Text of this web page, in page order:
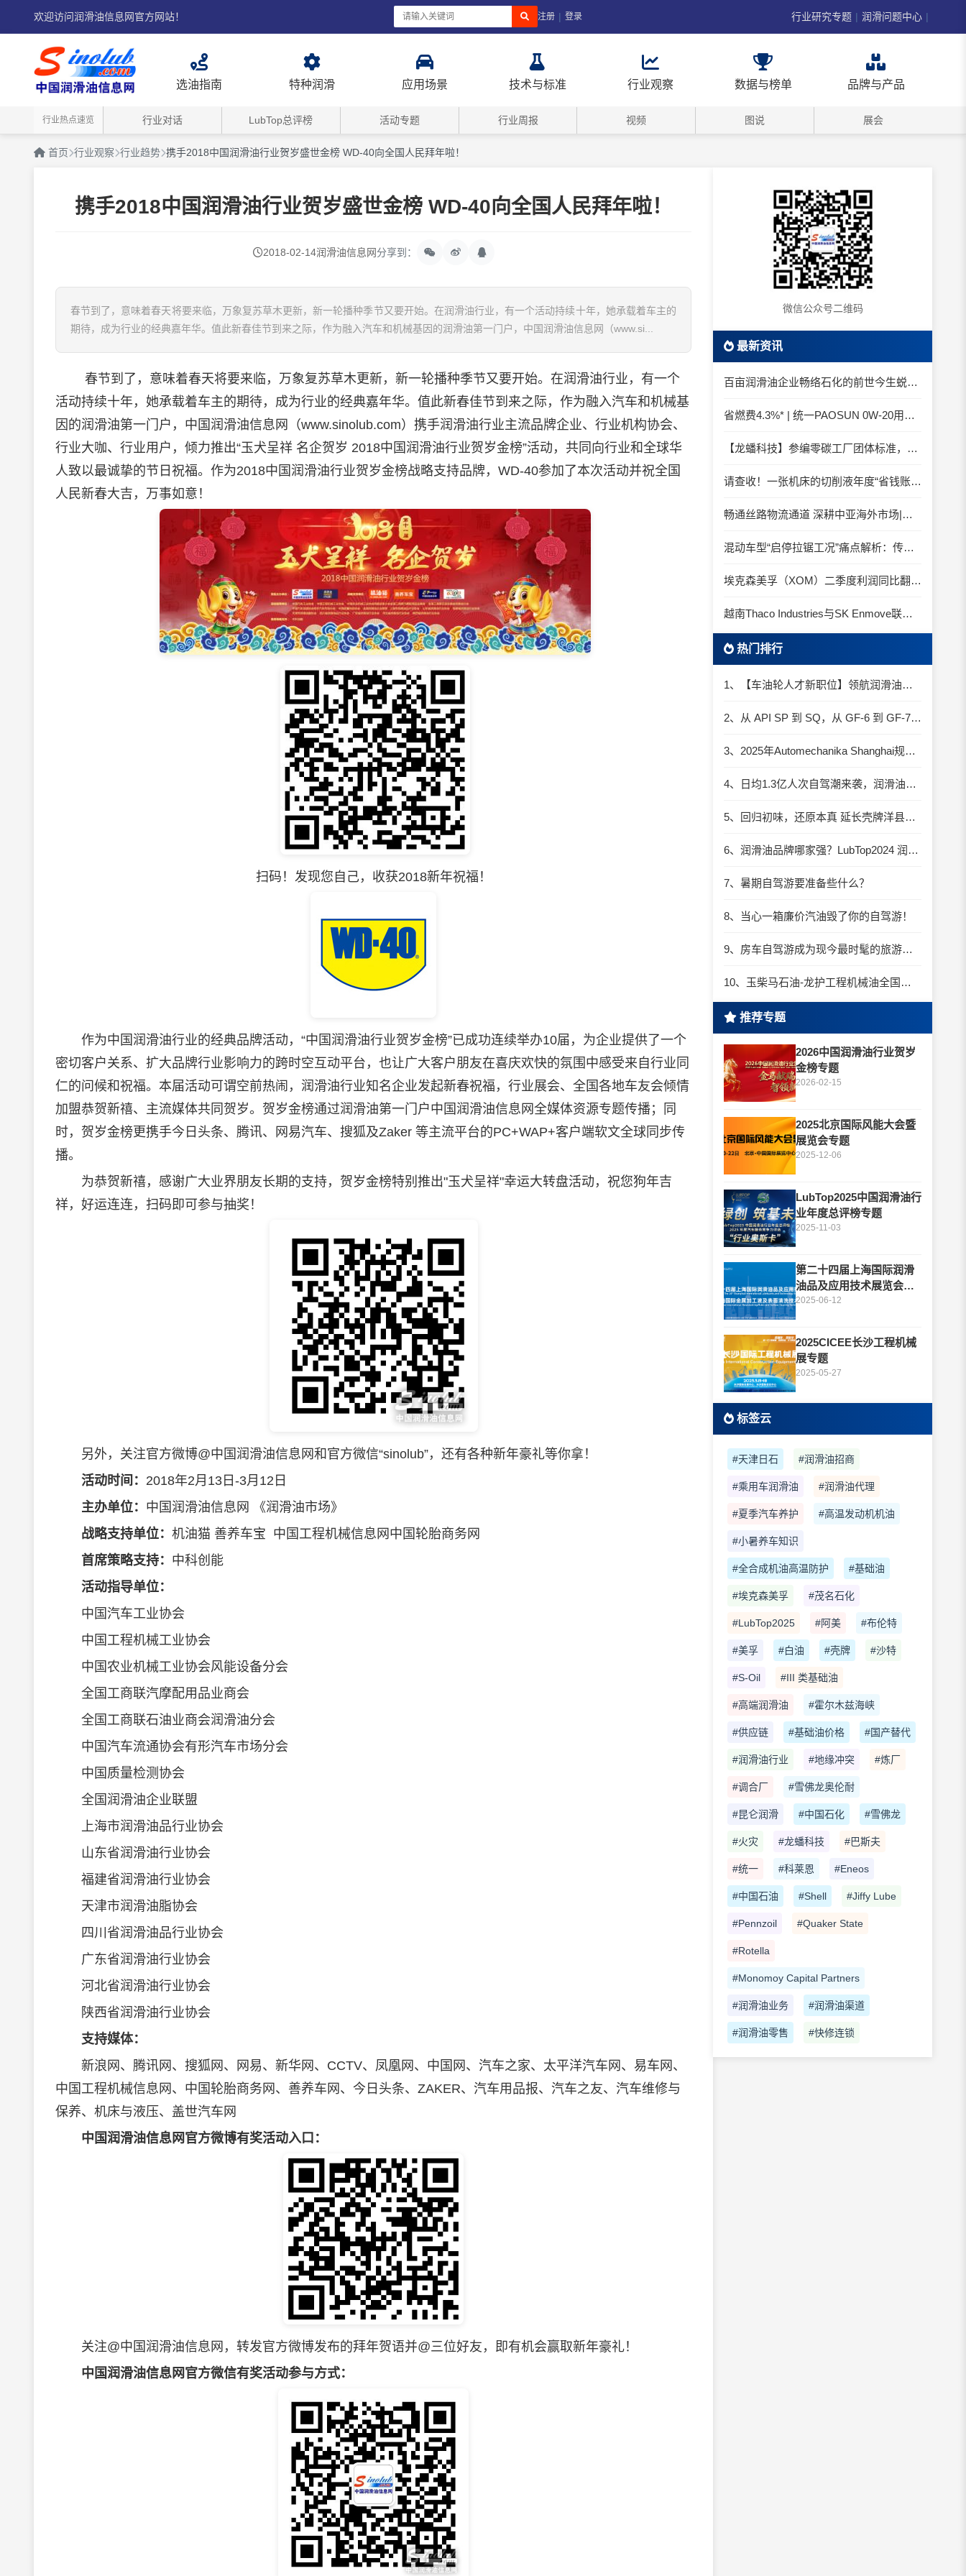
欢迎访问润滑油信息网官方网站！ 注册 | 登录 行业研究专题 | 润滑问题中心 |
选油指南 特种润滑 应用场景 技术与标准 行业观察 数据与榜单 品牌与产品
行业热点速览 行业对话 LubTop总评榜 活动专题 行业周报 视频 图说 展会
首页 行业观察 行业趋势 携手2018中国润滑油行业贺岁盛世金榜 WD-40向全国人民拜年啦！
携手2018中国润滑油行业贺岁盛世金榜 WD-40向全国人民拜年啦！
2018-02-14润滑油信息网分享到：
春节到了，意味着春天将要来临，万象复苏草木更新，新一轮播种季节又要开始。在润滑油行业，有一个活动持续十年，她承载着车主的
期待，成为行业的经典嘉年华。值此新春佳节到来之际，作为融入汽车和机械基因的润滑油第一门户，中国润滑油信息网（www.si...
春节到了，意味着春天将要来临，万象复苏草木更新，新一轮播种季节又要开始。在润滑油行业，有一个
活动持续十年，她承载着车主的期待，成为行业的经典嘉年华。值此新春佳节到来之际，作为融入汽车和机械基
因的润滑油第一门户，中国 润滑油信息网（www.sinolub.com）携手润滑油行业主流品牌企业、行业机构协会、
行业大咖、行业用户，倾力推出“玉犬呈祥 名企贺岁 2018中国 润滑油行业贺岁金榜”活动，共同向行业和全球华
人致以最诚挚的节日祝福。作为2018中国 润滑油行业贺岁金榜战略支持品牌，WD-40参加了本次活动并祝全国
人民新春大吉，万事如意！
扫码！发现您自己，收获2018新年祝福！
作为中国润滑油行业的经典品牌活动，“中国润滑油行业贺岁金榜”已成功连续举办10届，为企业提供了一个
密切客户关系、扩大品牌行业影响力的跨时空互动平台，也让广大客户朋友在喜庆欢快的氛围中感受来自行业同
仁的问候和祝福。本届活动可谓空前热闹，润滑油行业知名企业发起新春祝福，行业展会、全国各地车友会倾情
加盟恭贺新禧、主流媒体共同贺岁。贺岁金榜通过润滑油第一门户中国润滑油信息网全媒体资源专题传播；同
时，贺岁金榜更携手今日头条、腾讯、网易汽车、搜狐及Zaker 等主流平台的PC+WAP+客户端软文全球同步传
播。
为恭贺新禧，感谢广大业界朋友长期的支持，贺岁金榜特别推出"玉犬呈祥"幸运大转盘活动，祝您狗年吉
祥，好运连连，扫码即可参与抽奖！
另外，关注官方微博@中国润滑油信息网和官方微信“sinolub”，还有各种新年豪礼等你拿！
活动时间： 2018年2月13日-3月12日
主办单位： 中国润滑油信息网 《润滑油市场》
战略支持单位： 机油猫 善养车宝 中国工程机械信息网中国轮胎商务网
首席策略支持： 中科创能
活动指导单位：
中国汽车工业协会
中国工程机械工业协会
中国农业机械工业协会风能设备分会
全国工商联汽摩配用品业商会
全国工商联石油业商会润滑油分会
中国汽车流通协会有形汽车市场分会
中国质量检测协会
全国润滑油企业联盟
上海市润滑油品行业协会
山东省润滑油行业协会
福建省润滑油行业协会
天津市润滑油脂协会
四川省润滑油品行业协会
广东省润滑油行业协会
河北省润滑油行业协会
陕西省润滑油行业协会
支持媒体：
新浪网、腾讯网、搜狐网、网易、新华网、CCTV、凤凰网、中国网、汽车之家、太平洋汽车网、易车网、
中国工程机械信息网、中国轮胎商务网、善养车网、今日头条、ZAKER、汽车用品报、汽车之友、汽车维修与
保养、机床与液压、盖世汽车网
中国润滑油信息网官方微博有奖活动入口：
关注@中国润滑油信息网，转发官方微博发布的拜年贺语并@三位好友，即有机会赢取新年豪礼！
中国润滑油信息网官方微信有奖活动参与方式：
微信公众号二维码
最新资讯
百亩润滑油企业畅络石化的前世今生蜕变之路
省燃费4.3%* | 统一PAOSUN 0W-20用认证和标准说话
【龙蟠科技】参编零碳工厂团体标准，龙蟠科技以绿色智造锚定零碳未来
请查收！一张机床的切削液年度“省钱账单”
畅通丝路物流通道 深耕中亚海外市场|中国石化SINOPEC润滑油北京-阿拉木图图定班列顺利抵达
混动车型“启停拉锯工况”痛点解析：传统机油为何频繁出现油泥堆积？
埃克森美孚（XOM）二季度利润同比翻倍 创2022年以来新高
越南Thaco Industries与SK Enmove联手合作润滑油
热门排行
1、【车油轮人才新职位】领航润滑油优质职位招聘
2、从 API SP 到 SQ，从 GF-6 到 GF-7：润滑油技术壁垒再升高，你准备好了吗？
3、2025年Automechanika Shanghai规模再度扩大：首次启用国家会展中心（上海）全部15个展馆
4、日均1.3亿人次自驾潮来袭，润滑油行业解锁增长新密码​
5、回归初味，还原本真 延长壳牌洋县踏春自驾游
6、润滑油品牌哪家强？LubTop2024 润滑油总评榜荣耀张榜
7、暑期自驾游要准备些什么？
8、当心一箱廉价汽油毁了你的自驾游！
9、房车自驾游成为现今最时髦的旅游方式
10、玉柴马石油-龙护工程机械油全国招商丨卓越的品质，专业的品牌！
推荐专题
2026中国润滑油行业贺岁
金榜专题
2026-02-15
2025北京国际风能大会暨
展览会专题
2025-12-06
LubTop2025中国润滑油行
业年度总评榜专题
2025-11-03
第二十四届上海国际润滑
油品及应用技术展览会专
题
2025-06-12
2025CICEE长沙工程机械
展专题
2025-05-27
标签云
#天津日石 #润滑油招商
#乘用车润滑油 #润滑油代理
#夏季汽车养护 #高温发动机机油
#小暑养车知识
#全合成机油高温防护 #基础油
#埃克森美孚 #茂名石化
#LubTop2025 #阿美 #布伦特
#美孚 #白油 #壳牌 #沙特
#S-Oil #III 类基础油
#高端润滑油 #霍尔木兹海峡
#供应链 #基础油价格 #国产替代
#润滑油行业 #地缘冲突 #炼厂
#调合厂 #雪佛龙奥伦耐
#昆仑润滑 #中国石化 #雪佛龙
#火灾 #龙蟠科技 #巴斯夫
#统一 #科莱恩 #Eneos
#中国石油 #Shell #Jiffy Lube
#Pennzoil #Quaker State
#Rotella
#Monomoy Capital Partners
#润滑油业务 #润滑油渠道
#润滑油零售 #快修连锁